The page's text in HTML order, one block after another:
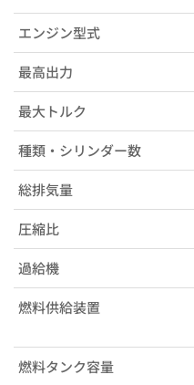
エンジン型式
最高出力
最大トルク
種類・シリンダー数
総排気量
圧縮比
過給機
燃料供給装置
燃料タンク容量